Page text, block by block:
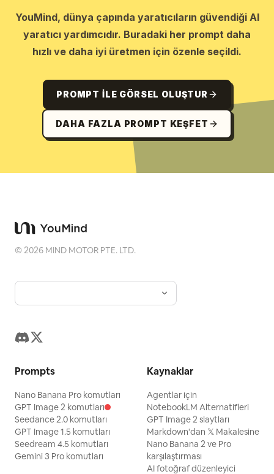
YouMind, dünya çapında yaratıcıların güvendiği AI
yaratıcı yardımcıdır. Buradaki her prompt daha
hızlı ve daha iyi üretmen için özenle seçildi.
PROMPT ILE GÖRSEL OLUŞTUR
DAHA FAZLA PROMPT KEŞFET
©2026 MIND MOTOR PTE. LTD.
Prompts
Nano Banana Pro komutları
GPT Image 2 komutları
Seedance 2.0 komutları
GPT Image 1.5 komutları
Seedream 4.5 komutları
Gemini 3 Pro komutları
Kaynaklar
Agentlar için
NotebookLM Alternatifleri
GPT Image 2 slaytları
Markdown'dan 𝕏 Makalesine
Nano Banana 2 ve Pro
karşılaştırması
AI fotoğraf düzenleyici